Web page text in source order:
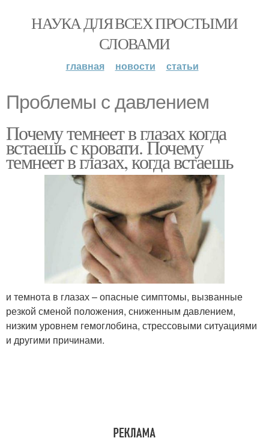
НАУКА ДЛЯ ВСЕХ ПРОСТЫМИ
СЛОВАМИ
главная новости статьи
Проблемы с давлением
Почему темнеет в глазах когда
встаешь с кровати. Почему
темнеет в глазах, когда встаешь
и темнота в глазах – опасные симптомы, вызванные
резкой сменой положения, сниженным давлением,
низким уровнем гемоглобина, стрессовыми ситуациями
и другими причинами.